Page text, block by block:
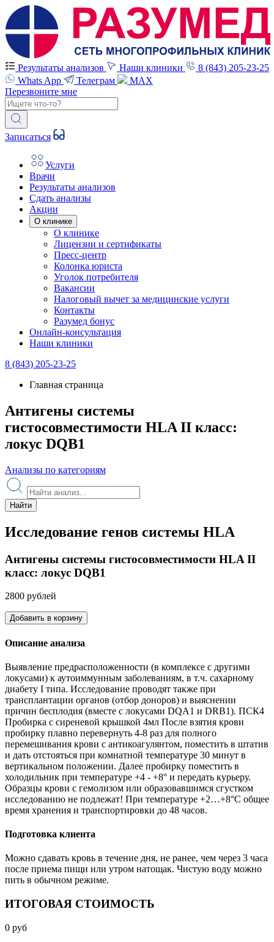
Результаты анализов Наши клиники
8 (843) 205-23-25
Whats App
Телеграм
MAX
Перезвоните мне
Записаться
Услуги
Врачи
Результаты анализов
Сдать анализы
Акции
О клинике
О клинике
Лицензии и сертификаты
Пресс-центр
Колонка юриста
Уголок потребителя
Вакансии
Налоговый вычет за медицинские услуги
Контакты
Разумед бонус
Онлайн-консультация
Наши клиники
8 (843) 205-23-25
Главная страница
Антигены системы
гистосовместимости HLA II класс:
локус DQB1
Анализы по категориям
Найти
Исследование генов системы HLA
Антигены системы гистосовместимости HLA II
класс: локус DQB1
2800 рублей
Добавить в корзину
Описание анализа
Выявление предрасположенности (в комплексе с другими
локусами) к аутоиммунным заболеваниям, в т.ч. сахарному
диабету I типа. Исследование проводят также при
трансплантации органов (отбор доноров) и выяснении
причин бесплодия (вместе с локусами DQA1 и DRB1). ПСК4
Пробирка с сиреневой крышкой 4мл После взятия крови
пробирку плавно перевернуть 4-8 раз для полного
перемешивания крови с антикоагулянтом, поместить в штатив
и дать отстояться при комнатной температуре 30 минут в
вертикальном положении. Далее пробирку поместить в
холодильник при температуре +4 - +8° и передать курьеру.
Образцы крови с гемолизом или образовавшимся сгустком
исследованию не подлежат! При температуре +2…+8°С общее
время хранения и транспортировки до 48 часов.
Подготовка клиента
Можно сдавать кровь в течение дня, не ранее, чем через 3 часа
после приема пищи или утром натощак. Чистую воду можно
пить в обычном режиме.
ИТОГОВАЯ СТОИМОСТЬ
0 руб